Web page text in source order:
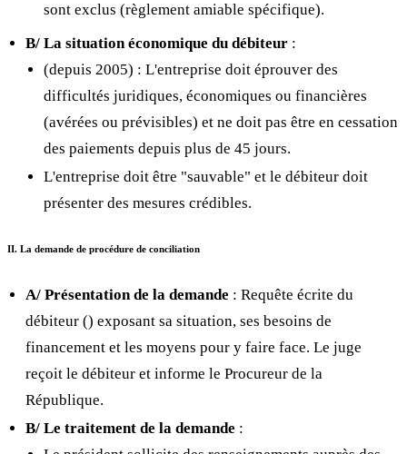
sont exclus (règlement amiable spécifique).
B/ La situation économique du débiteur :
(depuis 2005) : L'entreprise doit éprouver des
difficultés juridiques, économiques ou financières
(avérées ou prévisibles) et ne doit pas être en cessation
des paiements depuis plus de 45 jours.
L'entreprise doit être "sauvable" et le débiteur doit
présenter des mesures crédibles.
II. La demande de procédure de conciliation
A/ Présentation de la demande : Requête écrite du
débiteur () exposant sa situation, ses besoins de
financement et les moyens pour y faire face. Le juge
reçoit le débiteur et informe le Procureur de la
République.
B/ Le traitement de la demande :